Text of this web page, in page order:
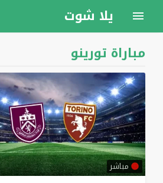
يلا شوت
مباراة تورينو
مباشر